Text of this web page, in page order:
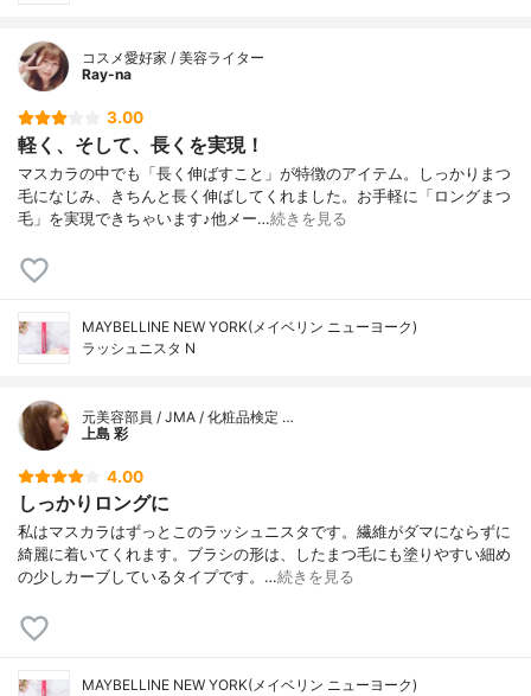
コスメ愛好家 / 美容ライター
Ray-na
3.00
軽く、そして、長くを実現！
マスカラの中でも「長く伸ばすこと」が特徴のアイテム。しっかりまつ
毛になじみ、きちんと長く伸ばしてくれました。お手軽に「ロングまつ
毛」を実現できちゃいます♪他メー…続きを見る
MAYBELLINE NEW YORK(メイベリン ニューヨーク)
ラッシュニスタ N
元美容部員 / JMA / 化粧品検定 …
上島 彩
4.00
しっかりロングに
私はマスカラはずっとこのラッシュニスタです。繊維がダマにならずに
綺麗に着いてくれます。ブラシの形は、したまつ毛にも塗りやすい細め
の少しカーブしているタイプです。…続きを見る
MAYBELLINE NEW YORK(メイベリン ニューヨーク)